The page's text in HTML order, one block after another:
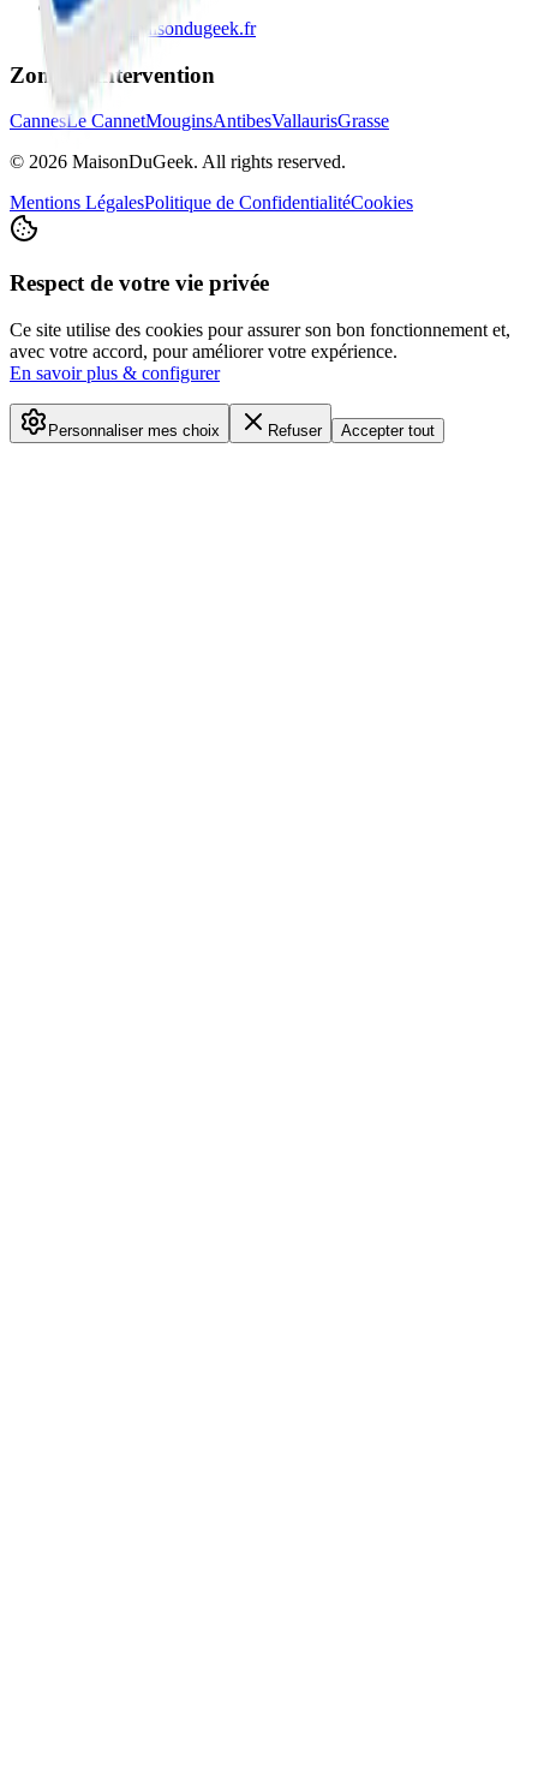
contact@maisondugeek.fr
Zones d'Intervention
CannesLe CannetMouginsAntibesVallaurisGrasse
© 2026 MaisonDuGeek. All rights reserved.
Mentions LégalesPolitique de ConfidentialitéCookies
Respect de votre vie privée
Ce site utilise des cookies pour assurer son bon fonctionnement et,
avec votre accord, pour améliorer votre expérience.
En savoir plus & configurer
Personnaliser mes choix Refuser Accepter tout